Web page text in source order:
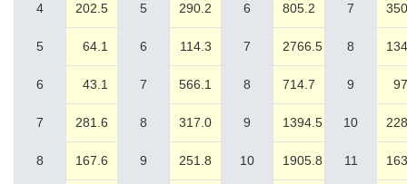
4 202.5 5 290.2 6 805.2 7
5 64.1 6 114.3 7 2766.5 8
6 43.1 7 566.1 8 714.7 9
7 281.6 8 317.0 9 1394.5 10
8 167.6 9 251.8 10 1905.8 11